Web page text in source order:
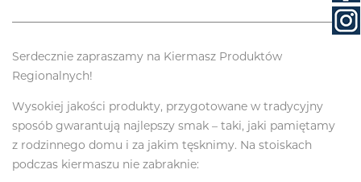
Serdecznie zapraszamy na Kiermasz Produktów
Regionalnych!
Wysokiej jakości produkty, przygotowane w tradycyjny
sposób gwarantują najlepszy smak – taki, jaki pamiętamy
z rodzinnego domu i za jakim tęsknimy. Na stoiskach
podczas kiermaszu nie zabraknie: